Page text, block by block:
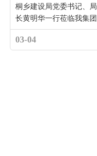
桐乡建设局党委书记、局
长黄明华一行莅临我集团
开展新春走访调研工作
03-04